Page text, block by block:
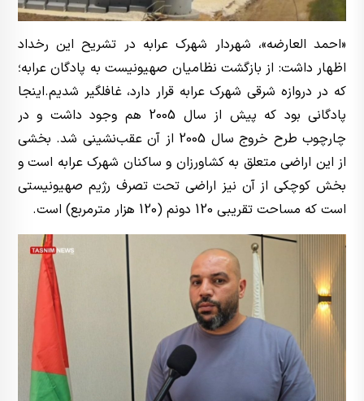
«احمد العارضه»، شهردار شهرک عرابه در تشریح این رخداد
اظهار داشت: از بازگشت نظامیان صهیونیست به پادگان عرابه؛
که در دروازه شرقی شهرک عرابه قرار دارد، غافلگیر شدیم.اینجا
پادگانی بود که پیش از سال 2005 هم وجود داشت و در
چارچوب طرح خروج سال 2005 از آن عقب‌نشینی شد. بخشی
از این اراضی متعلق به کشاورزان و ساکنان شهرک عرابه است و
بخش کوچکی از آن نیز اراضی تحت تصرف رژیم صهیونیستی
است که مساحت تقریبی 120 دونم (120 هزار مترمربع) است.